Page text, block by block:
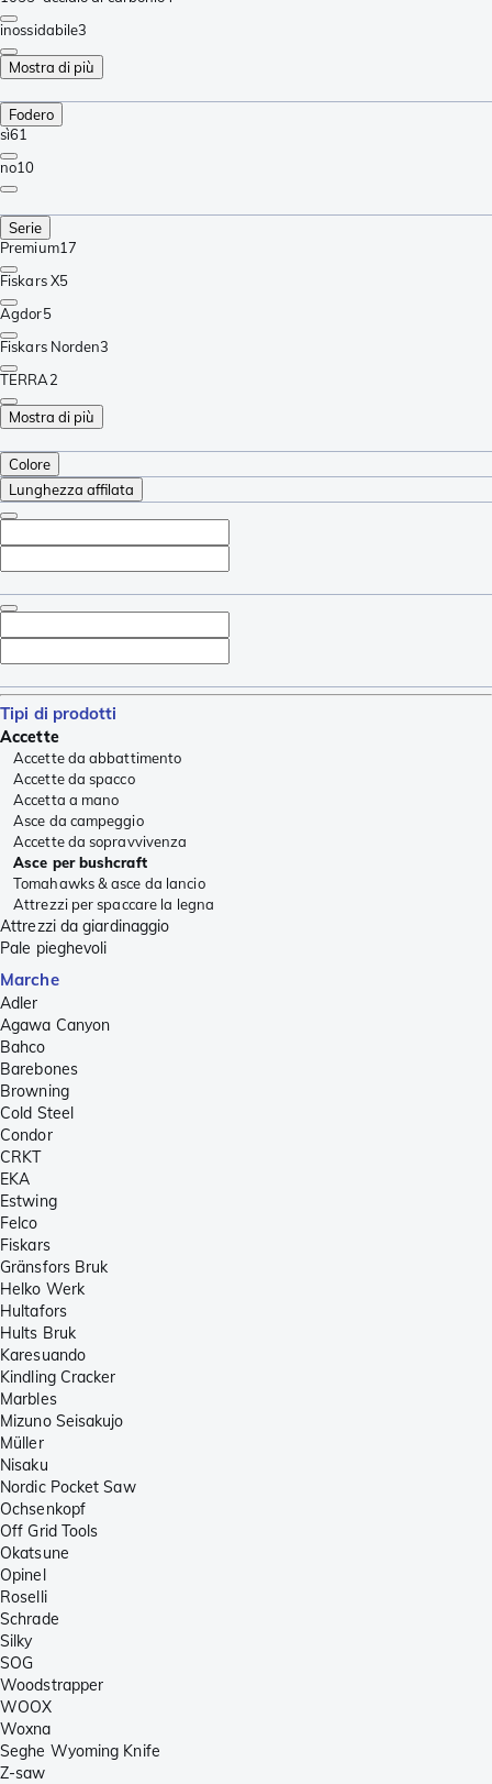
inossidabile3
Mostra di più
Fodero
sì61
no10
Serie
Premium17
Fiskars X5
Agdor5
Fiskars Norden3
TERRA2
Mostra di più
Colore
Lunghezza affilata
Tipi di prodotti
Accette
Accette da abbattimento
Accette da spacco
Accetta a mano
Asce da campeggio
Accette da sopravvivenza
Asce per bushcraft
Tomahawks & asce da lancio
Attrezzi per spaccare la legna
Attrezzi da giardinaggio
Pale pieghevoli
Marche
Adler
Agawa Canyon
Bahco
Barebones
Browning
Cold Steel
Condor
CRKT
EKA
Estwing
Felco
Fiskars
Gränsfors Bruk
Helko Werk
Hultafors
Hults Bruk
Karesuando
Kindling Cracker
Marbles
Mizuno Seisakujo
Müller
Nisaku
Nordic Pocket Saw
Ochsenkopf
Off Grid Tools
Okatsune
Opinel
Roselli
Schrade
Silky
SOG
Woodstrapper
WOOX
Woxna
Seghe Wyoming Knife
Z-saw